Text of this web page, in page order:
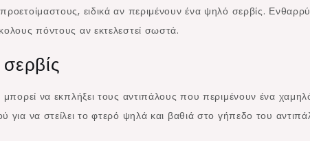
ειδικά αν περιμένουν ένα ψηλό σερβίς.
πόντους αν εκτελεστεί σωστά.
μπορεί να εκπλήξει τους αντιπάλους που περιμένουν ένα
για να στείλει το φτερό ψηλά και βαθιά στο γήπεδο του